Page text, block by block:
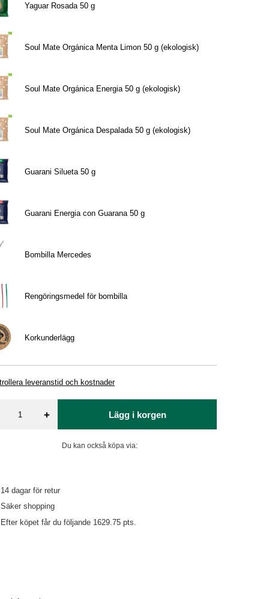
Yaguar Rosada 50 g
Soul Mate Orgánica Menta Limon 50 g (ekologisk)
Soul Mate Orgánica Energia 50 g (ekologisk)
Soul Mate Orgánica Despalada 50 g (ekologisk)
Guarani Silueta 50 g
Guarani Energia con Guarana 50 g
Bombilla Mercedes
Rengöringsmedel för bombilla
Korkunderlägg
leveranstid och kostnader
+ Lägg i korgen
Du kan också köpa via:
14 dagar för retur
Säker shopping
Efter köpet får du följande 1629.75 pts.